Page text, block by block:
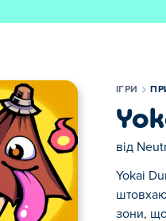
ІГРИ
від
Yokai
зони,